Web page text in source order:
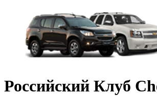
Российский Клуб